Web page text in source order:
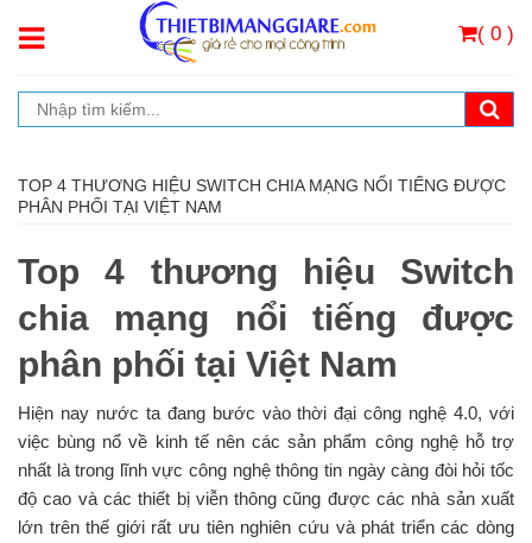
( 0 )
TOP 4 THƯƠNG HIỆU SWITCH CHIA MẠNG NỔI TIẾNG ĐƯỢC
PHÂN PHỐI TẠI VIỆT NAM
Top 4 thương hiệu Switch
chia mạng nổi tiếng được
phân phối tại Việt Nam
Hiện nay nước ta đang bước vào thời đại công nghệ 4.0, với
việc bùng nổ về kinh tế nên các sản phẩm công nghệ hỗ trợ
nhất là trong lĩnh vực công nghệ thông tin ngày càng đòi hỏi tốc
độ cao và các thiết bị viễn thông cũng được các nhà sản xuất
lớn trên thế giới rất ưu tiên nghiên cứu và phát triển các dòng